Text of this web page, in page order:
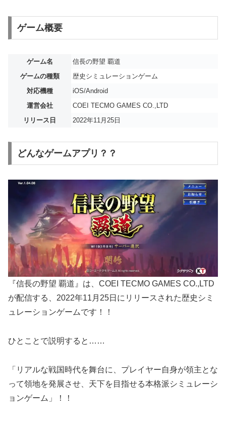
ゲーム概要
ゲーム名
信長の野望 覇道
ゲームの種類
歴史シミュレーションゲーム
対応機種
iOS/Android
運営会社
COEI TECMO GAMES CO.,LTD
リリース日
2022年11月25日
どんなゲームアプリ？？
『信長の野望 覇道』は、COEI TECMO GAMES CO.,LTD
が配信する、2022年11月25日にリリースされた歴史シミ
ュレーションゲームです！！
ひとことで説明すると……
「リアルな戦国時代を舞台に、プレイヤー自身が領主とな
って領地を発展させ、天下を目指せる本格派シミュレーシ
ョンゲーム」！！